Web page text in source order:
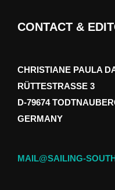
CONTACT &
CHRISTIANE PAULA
RÜTTESTRASSE 3
D-79674
GERMANY
MAIL@SAILING-